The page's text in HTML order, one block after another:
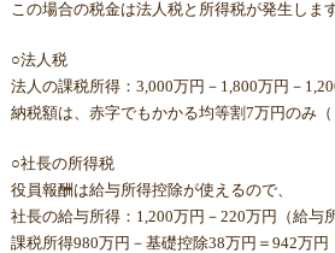
この場合の税金は法人税と所得税が発生します
○法人税
法人の課税所得：3,000万円－1,800万円－
納税額は、赤字でもかかる均等割7万円のみ（
○社長の所得税
役員報酬は給与所得控除が使えるので、
社長の給与所得：1,200万円－220万円（給与
課税所得980万円－基礎控除38万円＝942万円